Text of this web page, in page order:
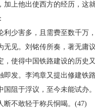
上他出使西方的经历，这
少害多，且需费至数千万
见。刘铭传所奏，著无庸
使得中国铁路建设的历史
即发。李鸿章又提出修建铁
国阻于浮议，至今未能试办
不敢轻于称兵恫喝。 (47)